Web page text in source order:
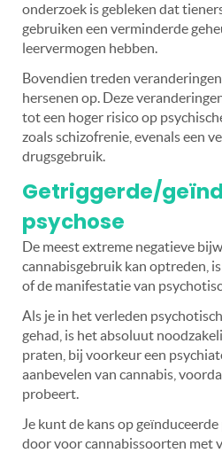
onderzoek is gebleken dat
gebruiken een verminderde
leervermogen hebben.
Bovendien treden
hersenen op. Deze
tot een hoger risico op
zoals schizofrenie, evenals een
drugsgebruik.
Getriggerde/
psychose
De meest extreme negatieve
cannabisgebruik kan optreden,
of de manifestatie van
Als je in het verleden
gehad, is het absoluut
praten, bij voorkeur een
aanbevelen van cannabis,
probeert.
Je kunt de kans op
door voor cannabissoorten met